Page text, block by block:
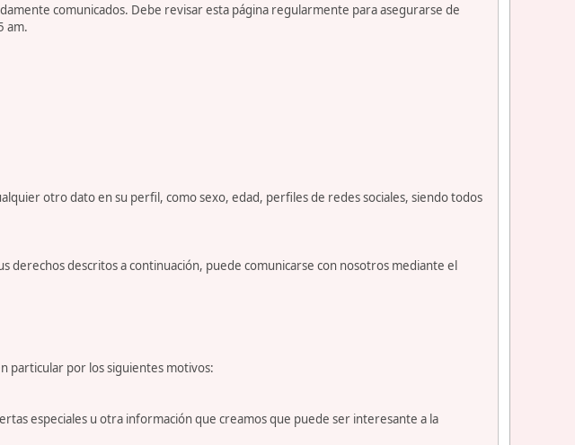
comunicados. Debe revisar esta página regularmente para asegurarse de
am.
otro dato en su perfil, como sexo, edad, perfiles de redes sociales, siendo todos
derechos descritos a continuación, puede comunicarse con nosotros mediante el
particular por los siguientes motivos:
especiales u otra información que creamos que puede ser interesante a la